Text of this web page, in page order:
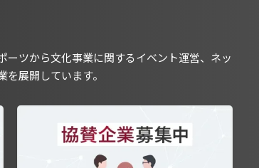
ツから文化事業に関するイベント運営、ネッ
展開しています。